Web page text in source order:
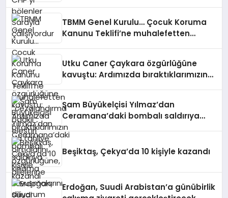
TBMM Genel Kurulu… Çocuk Koruma
Kanunu Teklifi’ne muhalefetten
Utku Caner Çaykara özgürlüğüne
kavuştu: Ardımızda bıraktıklarımızın
ailelerine kavuşmalarını diliyorum
Şam Büyükelçisi Yılmaz’dan
Ceramana’daki bombalı saldırıya
kınama
Beşiktaş, Çekya’da 10 kişiyle kazandı
Erdoğan, Suudi Arabistan’a günübirlik